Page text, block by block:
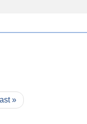
last »